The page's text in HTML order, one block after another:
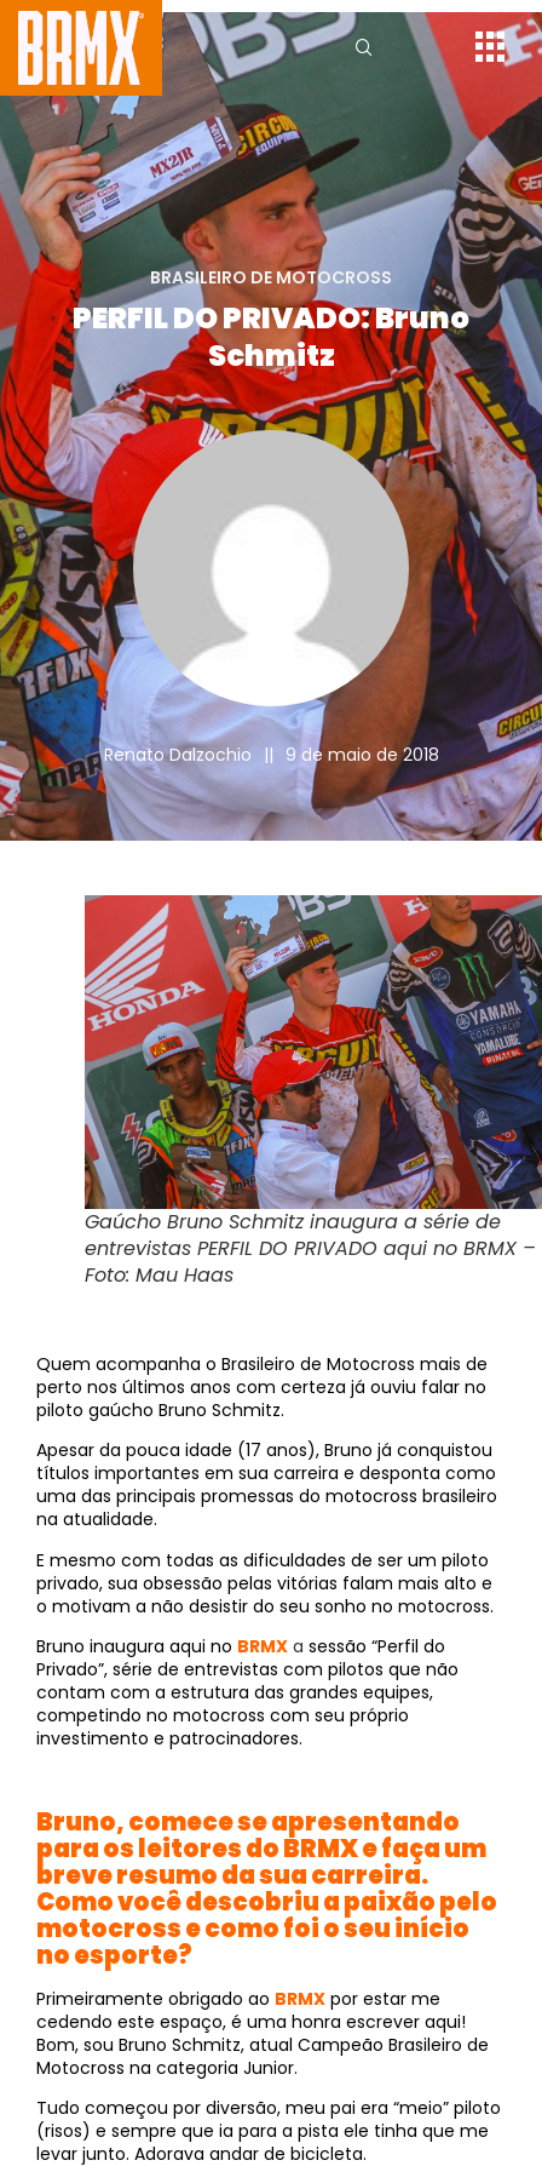
BRASILEIRO DE MOTOCROSS
PERFIL DO PRIVADO: Bruno
Schmitz
Renato Dalzochio || 9 de maio de 2018
Gaúcho Bruno Schmitz inaugura a série de
entrevistas PERFIL DO PRIVADO aqui no BRMX –
Foto: Mau Haas
Quem acompanha o Brasileiro de Motocross mais de
perto nos últimos anos com certeza já ouviu falar no
piloto gaúcho Bruno Schmitz.
Apesar da pouca idade (17 anos), Bruno já conquistou
títulos importantes em sua carreira e desponta como
uma das principais promessas do motocross brasileiro
na atualidade.
E mesmo com todas as dificuldades de ser um piloto
privado, sua obsessão pelas vitórias falam mais alto e
o motivam a não desistir do seu sonho no motocross.
Bruno inaugura aqui no BRMX a sessão “Perfil do
Privado”, série de entrevistas com pilotos que não
contam com a estrutura das grandes equipes,
competindo no motocross com seu próprio
investimento e patrocinadores.
Bruno, comece se apresentando
para os leitores do BRMX e faça um
breve resumo da sua carreira.
Como você descobriu a paixão pelo
motocross e como foi o seu início
no esporte?
Primeiramente obrigado ao BRMX por estar me
cedendo este espaço, é uma honra escrever aqui!
Bom, sou Bruno Schmitz, atual Campeão Brasileiro de
Motocross na categoria Junior.
Tudo começou por diversão, meu pai era “meio” piloto
(risos) e sempre que ia para a pista ele tinha que me
levar junto. Adorava andar de bicicleta.